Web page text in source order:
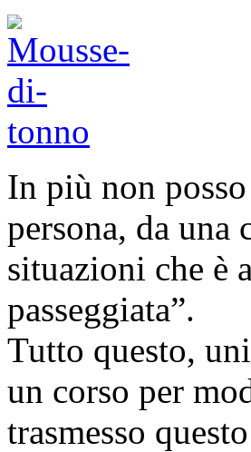
In più non
persona, da una
situazioni che è
passeggiata”.
Tutto questo,
un corso per
trasmesso